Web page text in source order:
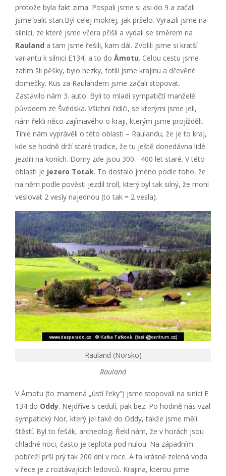
protože byla fakt zima. Pospali jsme si asi do 9 a začali
jsme balit stan.Byl celej mokrej, jak pršelo. Vyrazili jsme na
silnici, ze které jsme včera přišli a vydali se směrem na
Rauland a tam jsme řešili, kam dál. Zvolili jsme si kratší
variantu k silnici E134, a to do Åmotu. Celou cestu jsme
zatím šli pěšky, bylo hezky, fotili jsme krajinu a dřevěné
domečky. Kus za Raulandem jsme začali stopovat.
Zastavilo nám 3. auto. Byli to mladí sympatičtí manželé
původem ze Švédska. Všichni řidiči, se kterými jsme jeli,
nám řekli něco zajímavého o kraji, kterým jsme projížděli.
Tihle nám vyprávěli o této oblasti – Raulandu, že je to kraj,
kde se hodně drží staré tradice, že tu ještě donedávna lidé
jezdili na koních. Domy zde jsou 300 - 400 let staré. V této
oblasti je jezero Totak. To dostalo jméno podle toho, že
na něm podle pověsti jezdil troll, který byl tak silný, že mohl
veslovat 2 vesly najednou (to tak = 2 vesla).
Rauland (Norsko)
Rauland
V Åmotu (to znamená „ústí řeky“) jsme stopovali na sinici E
134 do Oddy. Nejdříve s cedulí, pak bez. Po hodině nás vzal
sympatický Nor, který jel také do Oddy, takže jsme měli
štěstí. Byl to fešák, archeolog. Řekl nám, že v horách jsou
chladné noci, často je teplota pod nulou. Na západním
pobřeží prší prý tak 200 dní v roce. A ta krásně zelená voda
v řece je z roztávajících ledovců. Krajina, kterou jsme